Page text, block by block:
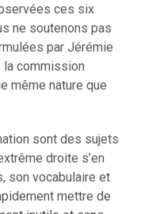
ces six
ne soutenons pas
par Jérémie
commission
même nature que
sont des sujets
droite s’en
son vocabulaire et
mettre de